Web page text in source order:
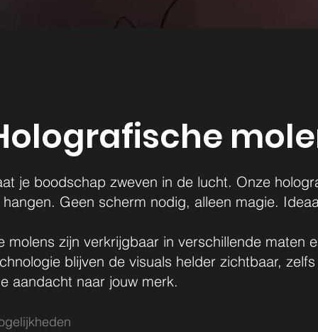
je boodschap zweven in de lucht. Onze
Geen scherm nodig, alleen magie.
molens zijn verkrijgbaar in verschillende maten
blijven de visuals helder zichtbaar,
aandacht naar jouw merk.